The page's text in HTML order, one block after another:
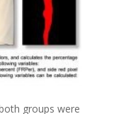
groups were